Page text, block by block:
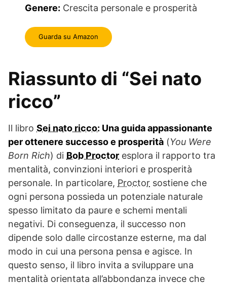
Genere: Crescita personale e prosperità
Guarda su Amazon
Riassunto di “Sei nato
ricco”
Il libro Sei nato ricco: Una guida appassionante
per ottenere successo e prosperità (You Were
Born Rich) di Bob Proctor esplora il rapporto tra
mentalità, convinzioni interiori e prosperità
personale. In particolare, Proctor sostiene che
ogni persona possieda un potenziale naturale
spesso limitato da paure e schemi mentali
negativi. Di conseguenza, il successo non
dipende solo dalle circostanze esterne, ma dal
modo in cui una persona pensa e agisce. In
questo senso, il libro invita a sviluppare una
mentalità orientata all’abbondanza invece che